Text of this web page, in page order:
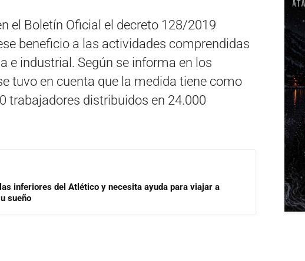
el Boletín Oficial el decreto 128/2019
beneficio a las actividades comprendidas
e industrial. Según se informa en los
tuvo en cuenta que la medida tiene como
trabajadores distribuidos en 24.000
inferiores del Atlético y necesita ayuda para viajar a
sueño